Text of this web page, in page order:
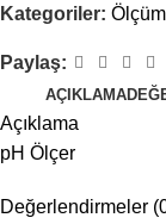
Kategoriler:
Paylaş:
AÇIKLAMA
Açıklama
pH Ölçer
Değerlendirmeler